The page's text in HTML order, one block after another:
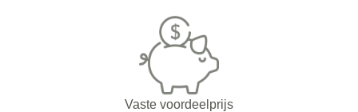
Vaste voordeelprijs